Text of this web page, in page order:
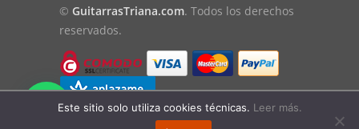
© GuitarrasTriana.com. Todos los derechos
reservados.
Este sitio solo utiliza cookies técnicas. Leer más.